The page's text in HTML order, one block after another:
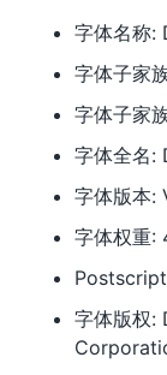
字体名称:
字体子家
字体子家
字体全名:
字体版本:
字体权重:
字体版权